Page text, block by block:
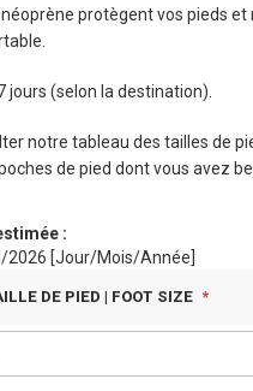
néoprène protègent vos pieds et
jours (selon la destination).
notre tableau des tailles de
de pied dont vous avez
:
[Jour/Mois/Année]
DE PIED | FOOT SIZE